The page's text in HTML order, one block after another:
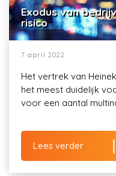
Exodus van
risico
7 april 2022
Het vertrek van
het meest duidelijk
voor een aantal
Lees verder